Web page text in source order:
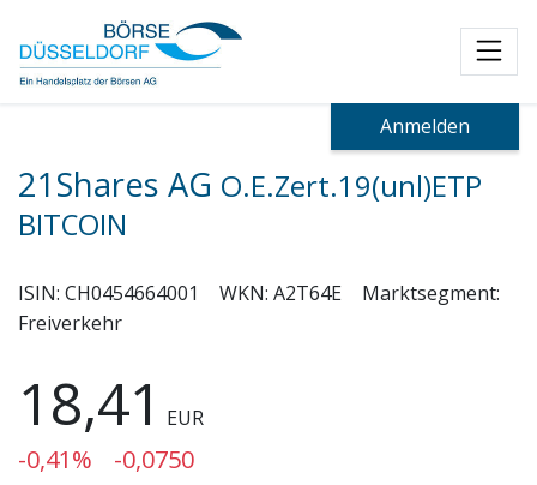
Anmelden
21Shares AG O.E.Zert.19(unl)ETP
BITCOIN
ISIN: CH0454664001 WKN: A2T64E
Marktsegment:
Freiverkehr
18,41 EUR
-0,41% -0,0750